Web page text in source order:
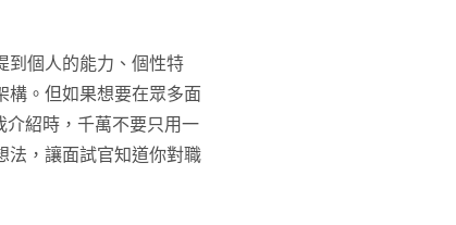
到個人的能力、個性特
構。但如果想要在眾多面
介紹時，千萬不要只用一
法，讓面試官知道你對職